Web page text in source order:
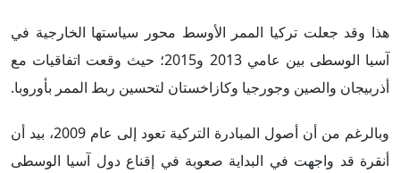
هذا وقد جعلت تركيا الممر الأوسط محور سياستها الخارجية في
آسيا الوسطى بين عامي 2013 و2015؛ حيث وقعت اتفاقيات مع
أذربيجان والصين وجورجيا وكازاخستان لتحسين ربط الممر بأوروبا.
وبالرغم من أن أصول المبادرة التركية تعود إلى عام 2009، بيد أن
أنقرة قد واجهت في البداية صعوبة في إقناع دول آسيا الوسطى